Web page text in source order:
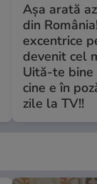
Așa arată
din
excentrice
devenit cel
Uită-te bine
cine e în
zile la TV!!